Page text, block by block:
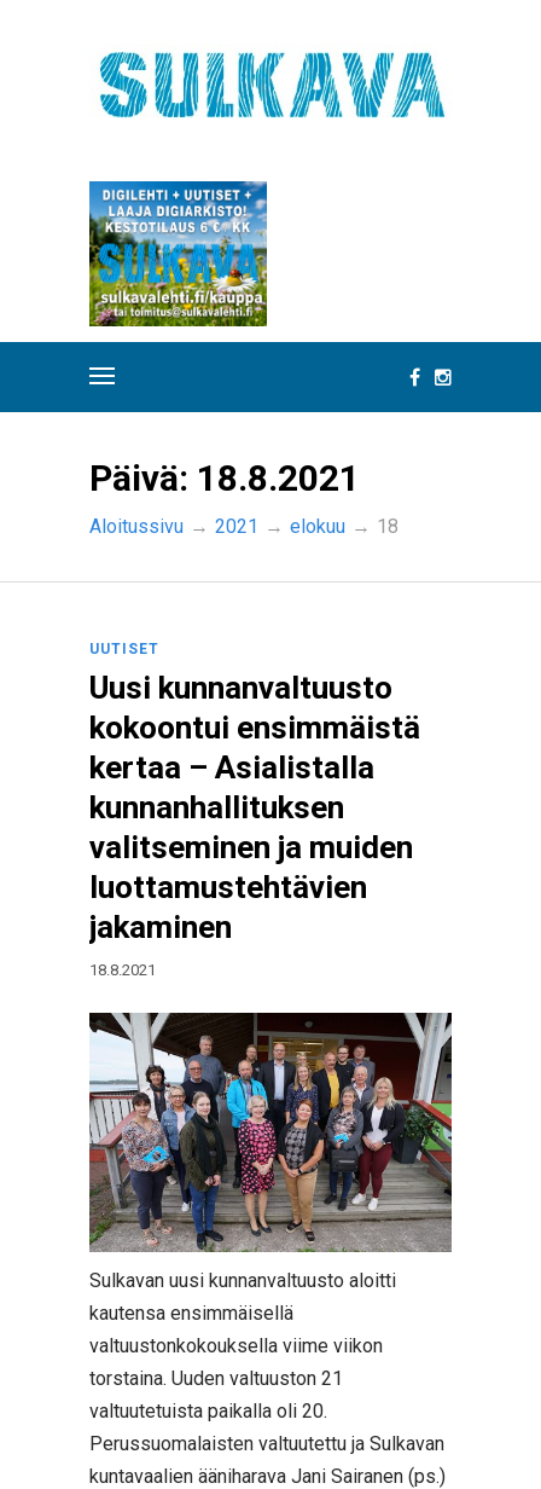
Päivä: 18.8.2021
Aloitussivu → 2021 → elokuu → 18
UUTISET
Uusi kunnanvaltuusto
kokoontui ensimmäistä
kertaa – Asialistalla
kunnanhallituksen
valitseminen ja muiden
luottamustehtävien
jakaminen
18.8.2021
Sulkavan uusi kunnanvaltuusto aloitti
kautensa ensimmäisellä
valtuustonkokouksella viime viikon
torstaina. Uuden valtuuston 21
valtuutetuista paikalla oli 20.
Perussuomalaisten valtuutettu ja Sulkavan
kuntavaalien ääniharava Jani Sairanen (ps.)